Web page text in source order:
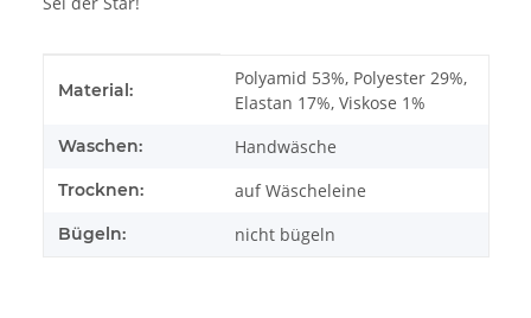
Material:
Polyamid 53%, Polyester 29%,
Elastan 17%, Viskose 1%
Waschen: Handwäsche
Trocknen: auf Wäscheleine
Bügeln: nicht bügeln